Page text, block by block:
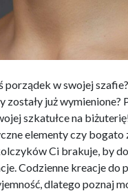
porządek w swojej
zostały już wymienione?
szkatułce na
elementy czy bogato
Ci brakuje, by
Codzienne kreacje do
dlatego poznaj